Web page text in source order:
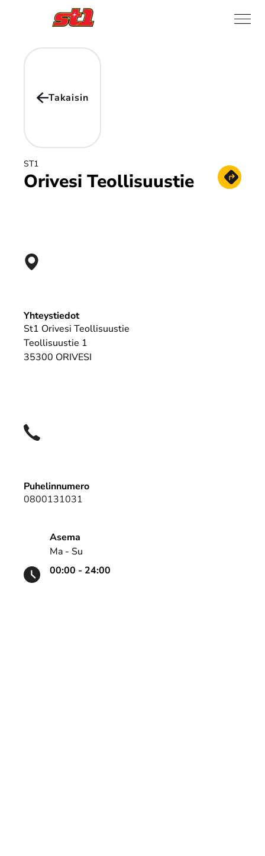
Takaisin
ST1
Orivesi Teollisuustie Hae
Yhteystiedot
St1 Orivesi Teollisuustie
Teollisuustie 1
35300 ORIVESI
Puhelinnumero
0800131031
Asema
Ma - Su
00:00 - 24:00